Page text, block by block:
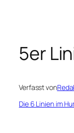
springen
5er
Verfasst von
Die 6 Linien im